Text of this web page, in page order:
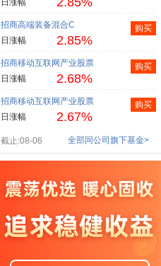
日涨幅
招商高端装备混合C
日涨幅
2.85%
购买
招商移动互联网产业股票
日涨幅
2.68%
购买
招商移动互联网产业股票
日涨幅
2.67%
购买
截止:08-06 全部同公司旗下基金>